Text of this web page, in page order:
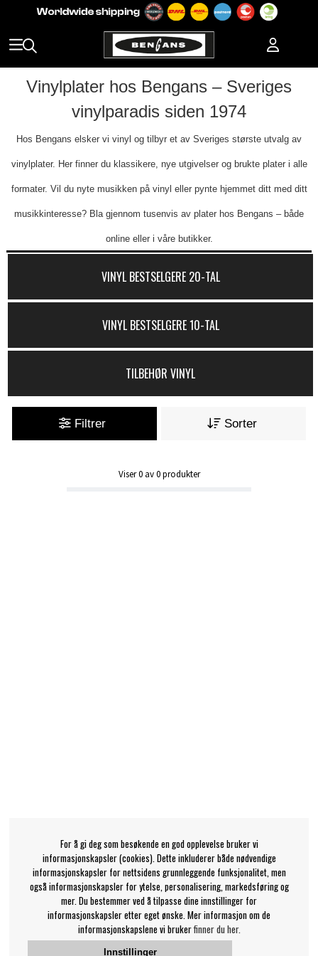
Vinylplater hos Bengans – Sveriges
vinylparadis siden 1974
Hos Bengans elsker vi vinyl og tilbyr et av Sveriges største utvalg av
vinylplater. Her finner du klassikere, nye utgivelser og brukte plater i alle
formater. Vil du nyte musikken på vinyl eller pynte hjemmet ditt med ditt
musikkinteresse? Bla gjennom tusenvis av plater hos Bengans – både
online eller i våre butikker.
VINYL BESTSELGERE 20-TAL
VINYL BESTSELGERE 10-TAL
TILBEHØR VINYL
Filtrer Sorter
Viser0av0produkter
For å gi deg som besøkende en god opplevelse bruker vi
informasjonskapsler (cookies). Dette inkluderer både nødvendige
informasjonskapsler for nettsidens grunnleggende funksjonalitet, men
også informasjonskapsler for ytelse, personalisering, markedsføring og
mer. Du bestemmer ved å tilpasse dine innstillinger for
informasjonskapsler etter eget ønske. Mer informasjon om de
informasjonskapslene vi brukerfinner du her.
Innstillinger